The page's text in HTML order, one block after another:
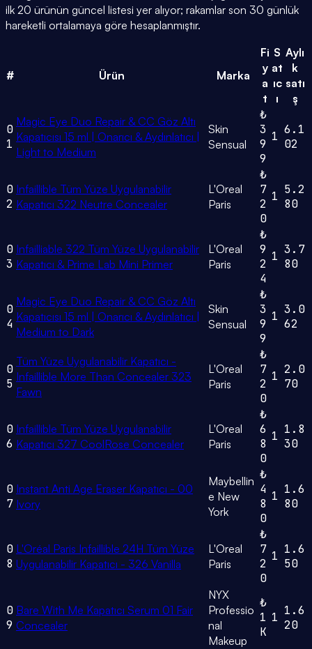
ilk 20 ürünün güncel listesi yer alıyor; rakamlar son 30 günlük
hareketli ortalamaya göre hesaplanmıştır.
# Ürün Marka
Fi
y
a
t
S
at
ıc
ı
Aylı
k
satı
ş
0
1
Magic Eye Duo Repair & CC Göz Altı
Kapatıcısı 15 ml | Onarıcı & Aydınlatıcı |
Light to Medium
Skin
Sensual
₺
3
9
9
1 6.1
02
0
2
Infaillible Tüm Yüze Uygulanabilir
Kapatıcı 322 Neutre Concealer
L'Oreal
Paris
₺
7
2
0
1 5.2
80
0
3
Infailliable 322 Tüm Yüze Uygulanabilir
Kapatıcı & Prime Lab Mini Primer
L'Oreal
Paris
₺
9
2
4
1 3.7
80
0
4
Magic Eye Duo Repair & CC Göz Altı
Kapatıcısı 15 ml | Onarıcı & Aydınlatıcı |
Medium to Dark
Skin
Sensual
₺
3
9
9
1 3.0
62
0
5
Tüm Yüze Uygulanabilir Kapatıcı -
Infaillible More Than Concealer 323
Fawn
L'Oreal
Paris
₺
7
2
0
1 2.0
70
0
6
Infaillible Tüm Yüze Uygulanabilir
Kapatıcı 327 CoolRose Concealer
L'Oreal
Paris
₺
6
8
0
1 1.8
30
0
7
Instant Anti Age Eraser Kapatıcı - 00
Ivory
Maybellin
e New
York
₺
4
8
0
1 1.6
80
0
8
L'Oréal Paris Infaillible 24H Tüm Yüze
Uygulanabilir Kapatıcı - 326 Vanilla
L'Oreal
Paris
₺
7
2
0
1 1.6
50
0
9
Bare With Me Kapatıcı Serum 01 Fair
Concealer
NYX
Professio
nal
Makeup
₺
1
K
1 1.6
20